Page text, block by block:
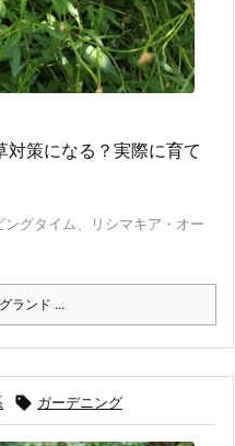
策になる？実際に育て
グタイム、リシマキア・オー
グランド ...
 ガーデニング